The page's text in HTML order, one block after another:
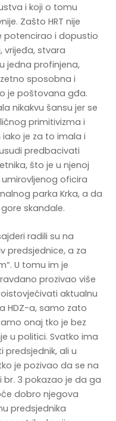
i koji o tomu
Zašto HRT nije
potencirao i dopustio
vrijeđa, stvara
jedna profinjena,
sposobna i
je poštovana gđa.
nikakvu šansu jer se
primitivizma i
je za to imala i
predbacivati
što je u njenoj
oficira
parka Krka, a da
skandale.
radili su na
predsjednice, a za
U tomu im je
prozivao više
aktualnu
HDZ-a, samo zato
onaj tko je bez
u politici. Svatko ima
ali u
je pozivao da se na
br. 3 pokazao je da ga
dobro njegova
predsjednika